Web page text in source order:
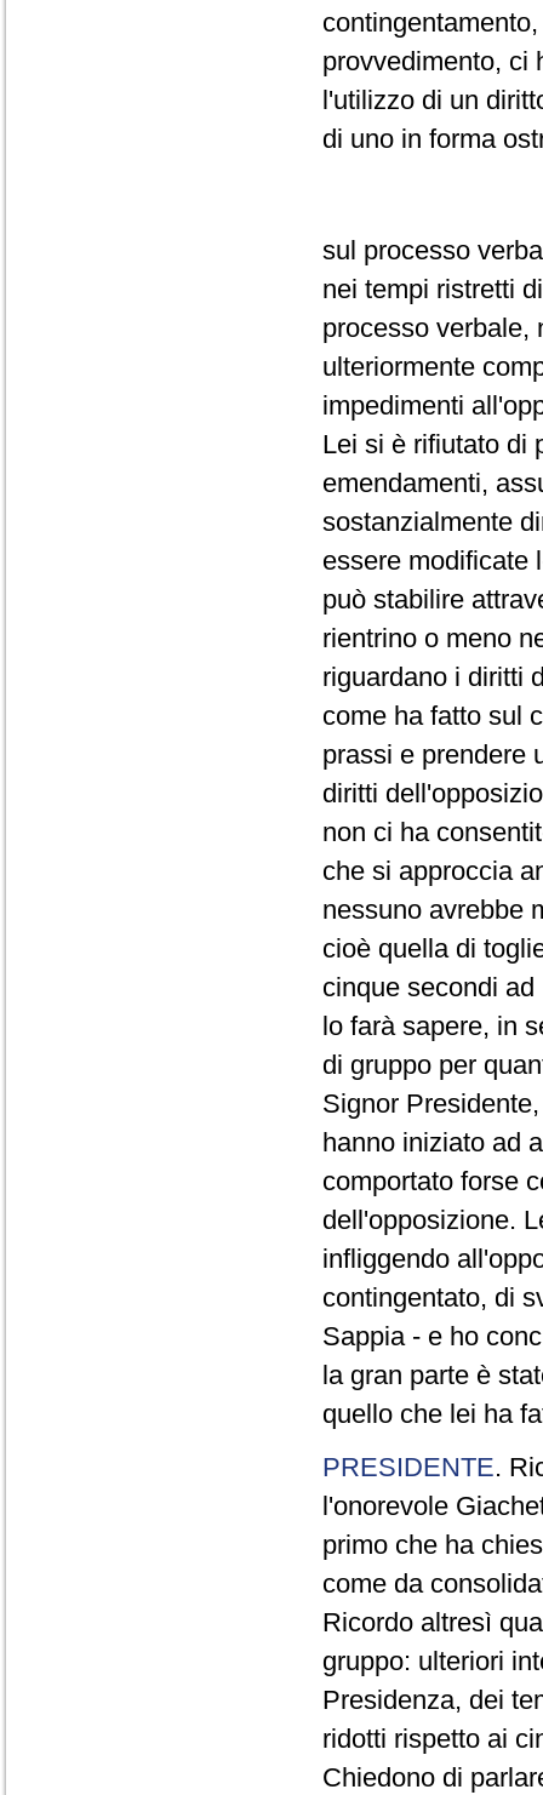
provvedimento, ci
l'utilizzo di un
di uno in forma
sul processo
nei tempi ristretti
processo verbale,
ulteriormente
impedimenti
Lei si è rifiutato di
emendamenti,
sostanzialmente
essere modificate
può stabilire
rientrino o meno
riguardano i diritti
come ha fatto sul
prassi e prendere
diritti
non ci ha
che si approccia
nessuno avrebbe
cioè quella di
cinque secondi
lo farà sapere, in
di gruppo per
Signor
hanno iniziato ad
comportato forse
dell'opposizione.
infliggendo
contingentato, di
Sappia - e ho
la gran parte è
quello che lei ha
PRESIDENTE.
l'onorevole
primo che ha
come da
Ricordo altresì
gruppo: ulteriori
Presidenza, dei
ridotti rispetto ai
Chiedono di